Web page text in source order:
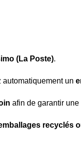
(La Poste).
un
afin de garantir
recyclés